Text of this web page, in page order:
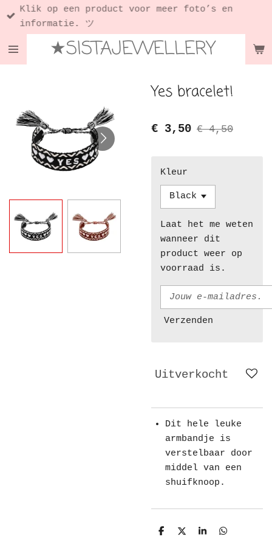
Ga
direct
de
★SISTAJEWELLERY
Klik op een product voor meer foto’s en
informatie. ツ
Yes bracelet!
€ 3,50 € 4,50
Kleur
Laat het me weten
wanneer dit
product weer op
voorraad is.
Verzenden
Uitverkocht
Dit hele leuke
armbandje is
verstelbaar door
middel van een
shuifknoop.
D
D
S
D